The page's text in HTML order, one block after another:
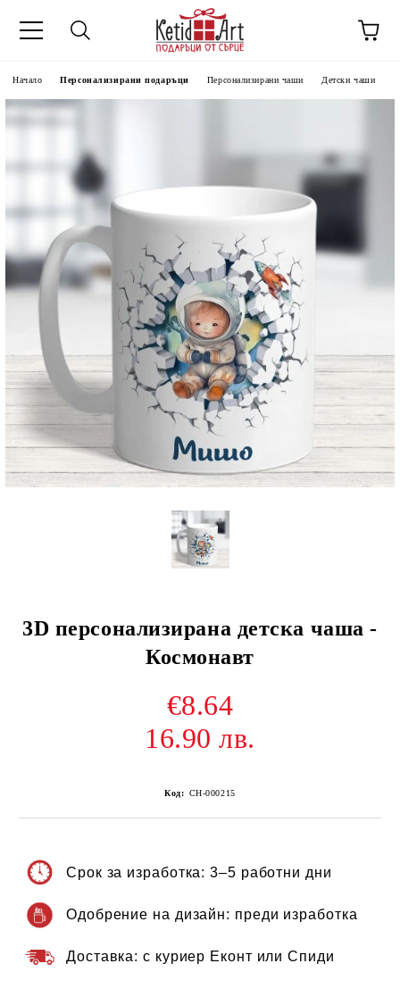
Начало Персонализирани подаръци Персонализирани чаши Детски чаши
3D персонализирана детска чаша -
Космонавт
€8.64
16.90 лв.
Код: CH-000215
Срок за изработка: 3–5 работни дни
Одобрение на дизайн: преди изработка
Доставка: с куриер Еконт или Спиди